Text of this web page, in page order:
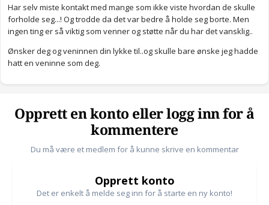
Har selv miste kontakt med mange som ikke viste hvordan de skulle
forholde seg...! Og trodde da det var bedre å holde seg borte. Men
ingen ting er så viktig som venner og støtte når du har det vansklig..
Ønsker deg og veninnen din lykke til..og skulle bare ønske jeg hadde
hatt en veninne som deg.
Opprett en konto eller logg inn for å
kommentere
Du må være et medlem for å kunne skrive en kommentar
Opprett konto
Det er enkelt å melde seg inn for å starte en ny konto!